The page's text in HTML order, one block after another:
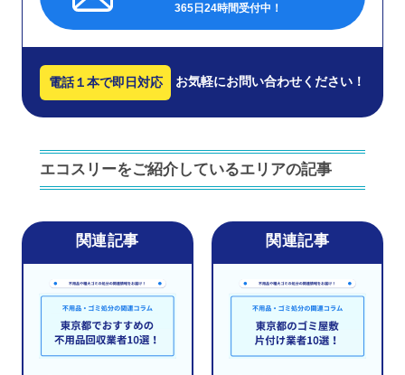
365日24時間受付中！
電話１本で即日対応 お気軽にお問い合わせください！
エコスリーをご紹介しているエリアの記事